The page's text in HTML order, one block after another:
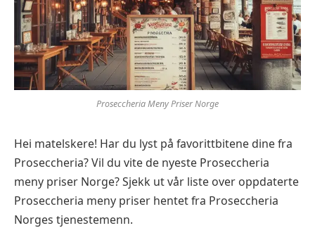
Proseccheria Meny Priser Norge
Hei matelskere! Har du lyst på favorittbitene dine fra
Proseccheria? Vil du vite de nyeste Proseccheria
meny priser Norge? Sjekk ut vår liste over oppdaterte
Proseccheria meny priser hentet fra Proseccheria
Norges tjenestemenn.